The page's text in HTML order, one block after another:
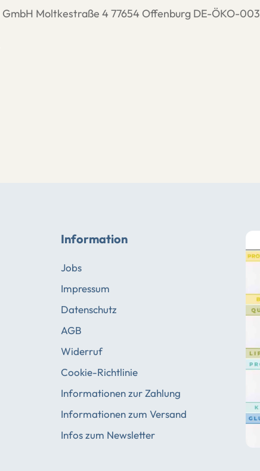
Moltkestraße 4 77654 Offenburg DE-ÖKO-003
Information
Jobs
Impressum
Datenschutz
AGB
Widerruf
Cookie-Richtlinie
Informationen zur Zahlung
Informationen zum Versand
Infos zum Newsletter